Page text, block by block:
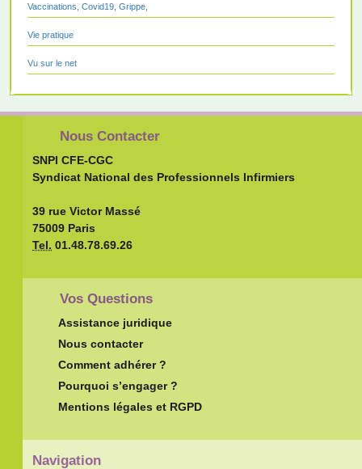
Vaccinations, Covid19, Grippe,
Vie pratique
Vu sur le net
Nous Contacter
SNPI CFE-CGC
Syndicat National des Professionnels Infirmiers
39 rue Victor Massé
75009 Paris
Tel. 01.48.78.69.26
Vos Questions
Assistance juridique
Nous contacter
Comment adhérer ?
Pourquoi s’engager ?
Mentions légales et RGPD
Navigation